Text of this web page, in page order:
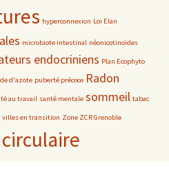
hyperconnexion Loi Elan
microbiote intestinal néonicotinoïdes
endocriniens Plan Ecophyto
d'azote puberté précoce Radon
au travail santé mentale sommeil tabac
villes en transition Zone ZCR Grenoble